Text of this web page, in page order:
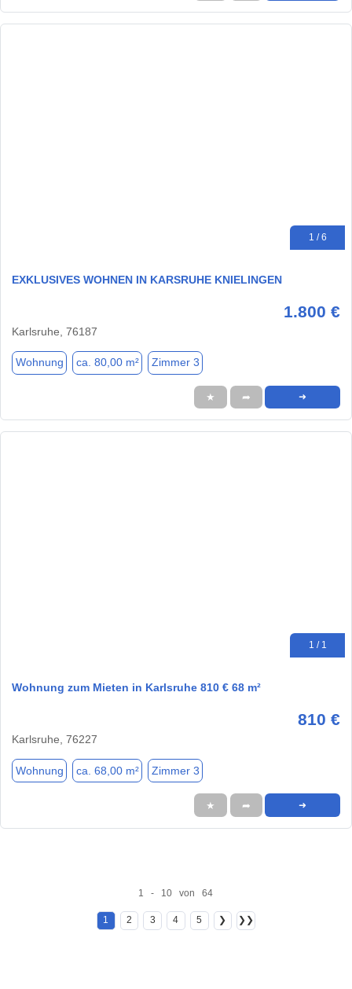
1 / 6
EXKLUSIVES WOHNEN IN KARSRUHE KNIELINGEN
1.800 €
Karlsruhe, 76187
Wohnung ca. 80,00 m² Zimmer 3
★ ➦ ➜
1 / 1
Wohnung zum Mieten in Karlsruhe 810 € 68 m²
810 €
Karlsruhe, 76227
Wohnung ca. 68,00 m² Zimmer 3
★ ➦ ➜
1 - 10 von 64
1 2 3 4 5 ❯ ❯❯